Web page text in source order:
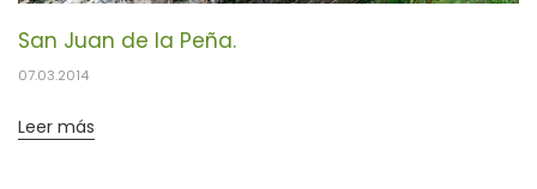
San Juan de la Peña.
07.03.2014
Leer más